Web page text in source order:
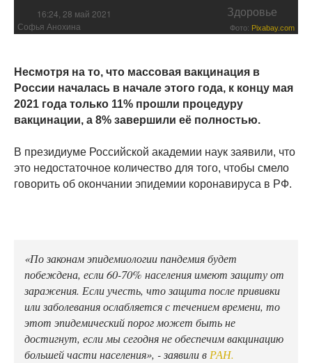
16:24, 28 май 2021 Здоровье
Софья Анохина Фото: Pixabay.com
Несмотря на то, что массовая вакцинация в
России началась в начале этого года, к концу мая
2021 года только 11% прошли процедуру
вакцинации, а 8% завершили её полностью.
В президиуме Российской академии наук заявили, что
это недостаточное количество для того, чтобы смело
говорить об окончании эпидемии коронавируса в РФ.
«По законам эпидемиологии пандемия будет
побеждена, если 60-70% населения имеют защиту от
заражения. Если учесть, что защита после прививки
или заболевания ослабляется с течением времени, то
этот эпидемический порог может быть не
достигнут, если мы сегодня не обеспечим вакцинацию
большей части населения», - заявили в РАН.